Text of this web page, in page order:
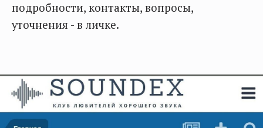
подробности, контакты, вопросы,
уточнения - в личке.